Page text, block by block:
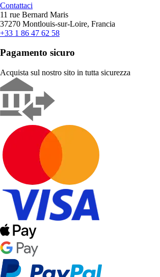
Contattaci
11 rue Bernard Maris
37270 Montlouis-sur-Loire, Francia
+33 1 86 47 62 58
Pagamento sicuro
Acquista sul nostro sito in tutta sicurezza